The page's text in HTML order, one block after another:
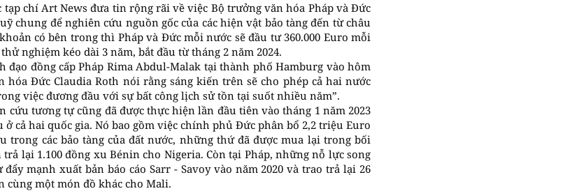
chí Art News đưa tin rộng rãi về việc Bộ trưởng văn hóa Pháp và Đức
chung để nghiên cứu nguồn gốc của các hiện vật bảo tàng đến từ châu
có bên trong thì Pháp và Đức mỗi nước sẽ đầu tư 360.000 Euro mỗi
nghiệm kéo dài 3 năm, bắt đầu từ tháng 2 năm 2024.
đạo đồng cấp Pháp Rima Abdul-Malak tại thành phố Hamburg vào hôm
hóa Đức Claudia Roth nói rằng sáng kiến trên sẽ cho phép cả hai nước
việc đương đầu với sự bất công lịch sử tồn tại suốt nhiều năm”.
cứu tương tự cũng đã được thực hiện lần đầu tiên vào tháng 1 năm 2023
cả hai quốc gia. Nó bao gồm việc chính phủ Đức phân bổ 2,2 triệu Euro
trong các bảo tàng của đất nước, những thứ đã được mua lại trong bối
lại 1.100 đồng xu Bénin cho Nigeria. Còn tại Pháp, những nỗ lực song
mạnh xuất bản báo cáo Sarr - Savoy vào năm 2020 và trao trả lại 26
cùng một món đồ khác cho Mali.